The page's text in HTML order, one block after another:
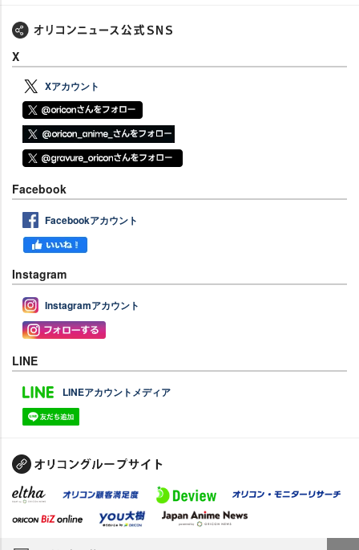
X
Xアカウント
Facebook
Facebookアカウント
Instagram
Instagramアカウント
LINE
LINEアカウントメディア